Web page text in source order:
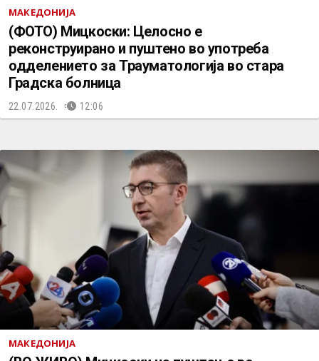
МАКЕДОНИЈА
(ФОТО) Мицкоски: Целосно е
реконструирано и пуштено во употреба
одделението за Трауматологија во стара
Градска болница
22.07.2026. 12:06
МАКЕДОНИЈА